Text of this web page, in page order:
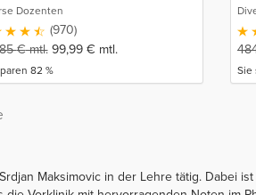
Dozenten
(970)
€mtl. 99,99 € mtl.
82 % Sie
Maksimovic in der Lehre tätig. Dabei